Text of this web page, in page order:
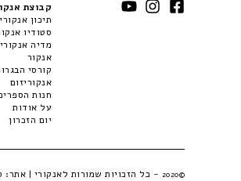
קבוצת
תיכון אנקורי
סטודיו
מדיה אנקורי
אנקור
קורסי
אנקוריזום
חנות
על אודות
יום הזכרון
©2020 - כל הזכויות שמורות לאנקורי | אתר: